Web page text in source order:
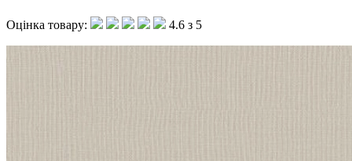
Оцінка товару: 4.6 з 5